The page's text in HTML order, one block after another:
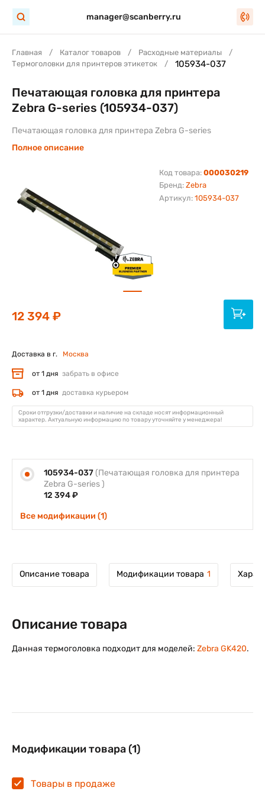
manager@scanberry.ru
Главная Каталог товаров
Расходные материалы
Термоголовки для принтеров этикеток
105934-037
Бренд: Zebra
Код товара: 000030219
Артикул: 105934-037
Печатающая головка для принтера
Zebra G-series (105934-037)
Печатающая головка для принтера Zebra G-series
Полное описание
105934-037 (Печатающая головка для принтера
Zebra G-series )
12 394 ₽
Все модификации (1)
12 394 ₽
Доставка в г. Москва
от 1 дня забрать в офисе
от 1 дня доставка курьером
Сроки отгрузки/доставки и наличие на складе носят информационный
характер. Актуальную информацию по товару уточняйте у менеджера!
Описание товара Модификации товара 1
Описание товара
Данная термоголовка подходит для моделей: Zebra GK420.
Модификации товара (1)
Товары в продаже